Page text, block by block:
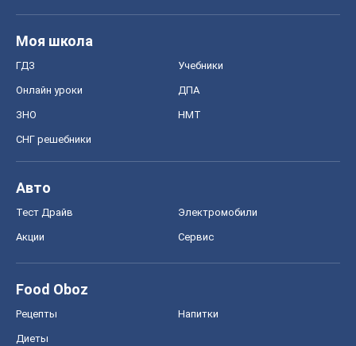
Моя школа
ГДЗ Учебники
Онлайн уроки ДПА
ЗНО НМТ
СНГ решебники
Авто
Тест Драйв Электромобили
Акции Сервис
Food Oboz
Рецепты Напитки
Диеты